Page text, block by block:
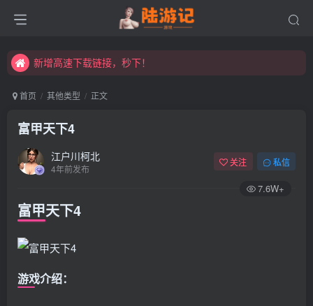
永久发布页，点此打开：https://xibeimenchuixue.github.io/fabuye/
新增高速下载链接，秒下！
新增高速下载链接，秒下！
首页 其他类型 正文
富甲天下4
江户川柯北
4年前发布
关注 私信
7.6W+
富甲天下4
游戏介绍：